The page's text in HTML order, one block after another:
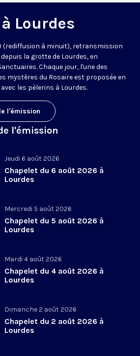
Lourdes
(rediffusion à minuit), retransmission
la grotte de Lourdes, en
Chaque jour, l'une des
mystères du Rosaire est proposée en
les pèlerins à Lourdes.
l'émission
l'émission
Jeudi 6 août 2026
Chapelet du 6 août 2026 à
Lourdes
Mercredi 5 août 2026
Chapelet du 5 août 2026 à
Lourdes
Mardi 4 août 2026
Chapelet du 4 août 2026 à
Lourdes
Dimanche 2 août 2026
Chapelet du 2 août 2026 à
Lourdes